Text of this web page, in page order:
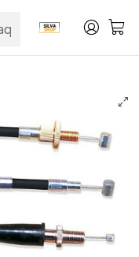
Cabos de Acelerador
01-10 / EC 250 01-14